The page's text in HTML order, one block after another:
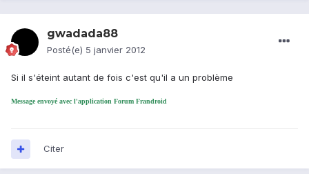
gwadada88
Posté(e) 5 janvier 2012
Si il s'éteint autant de fois c'est qu'il a un problème
Message envoyé avec l'application Forum Frandroid
Citer